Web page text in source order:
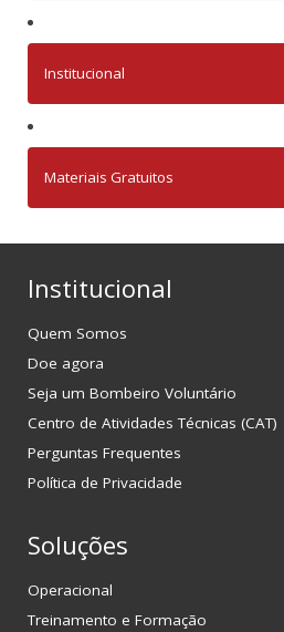
Institucional
Materiais Gratuitos
Institucional
Quem Somos
Doe agora
Seja um Bombeiro Voluntário
Centro de Atividades Técnicas (CAT)
Perguntas Frequentes
Política de Privacidade
Soluções
Operacional
Treinamento e Formação